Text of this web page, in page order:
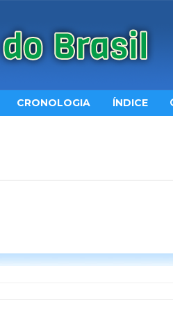
CRONOLOGIA ÍNDICE